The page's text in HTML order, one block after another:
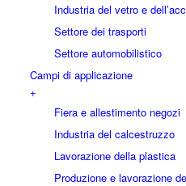
Industria del vetro e
Settore dei trasporti
Settore automobilistico
Campi di applicazione
+
Fiera e allestimento negozi
Industria del calcestruzzo
Lavorazione della plastica
Produzione e lavorazione